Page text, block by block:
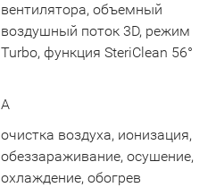
вентилятора, объемный
воздушный поток 3D, режим
Turbo, функция SteriClean 56°
A
очистка воздуха, ионизация,
обеззараживание, осушение,
охлаждение, обогрев